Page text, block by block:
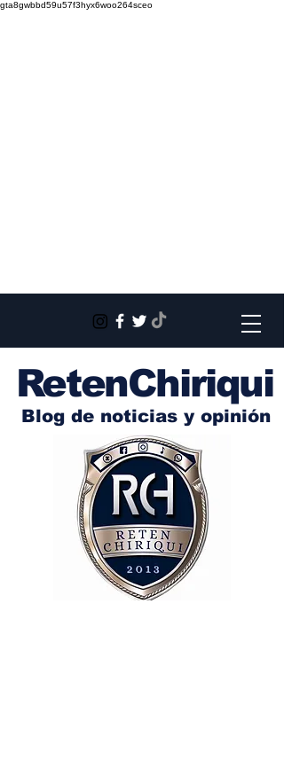
gta8gwbbd59u57f3hyx6woo264sceo
RetenChiriqui
Blog de noticias y opinión